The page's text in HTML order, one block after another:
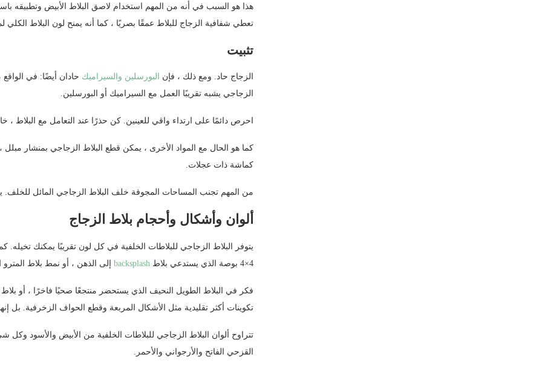
هذا هو السبب في أنه من المهم استخدام لاصق البلاط الأبيض وتطبيقه
تعطي شفافية الزجاج للبلاط عمقًا بصريًا ، كما أنه يمنح لون البلاط الكلي
تثبيت
الزجاج حاد. ومع ذلك ، فإن البورسلين والسيراميك حادان أيضًا: في
الزجاجي يشبه تقريبًا العمل مع السيراميك أو البورسلين.
احرص دائمًا على ارتداء واقي للعينين. كن حذرًا عند التعامل مع البلاط ،
كما هو الحال مع المواد الأخرى ، يمكن قطع البلاط الزجاجي بمنشار
كماشة ذات عجلات.
من المهم تجنب المساحات المجوفة خلف البلاط الزجاجي المائل للخلف.
ألوان وأشكال وأحجام بلاط الزجاج
يتوفر البلاط الزجاجي للبلاطات الخلفية في كل لون تقريبًا يمكنك تخيله.
4×4 بوصة الذي يستدعي بلاط
backsplash إلى الذهن ، أو نمط بلاط المترو
فكر في البلاط الطويل النحيف الذي يستحضر منتجعًا صحيًا فاخرًا ، أو بلاط
تكوينات أكثر تقليدية مثل الأشكال المربعة وقطع الحواف الزخرفية.
تتراوح ألوان البلاط الزجاجي للبلاطات الخلفية من الأبيض والأسود وكل
القزحي الفاتح والأرجواني والأحمر.